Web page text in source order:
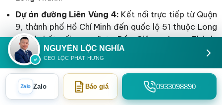
Dự án đường Liên Vùng 4: Kết nối trực tiếp từ Quận
9, thành phố Hồ Chí Minh đến quốc lộ 51 thuộc Long
Thành kết nối ra ngã tư Dầu Giây – Long Thành,
quốc lộ 1 và đường liên tỉnh 769.
Cao tốc Bến Lức – Long Thành:Dự án trọng điểm
kết nối các tỉnh Miền Tây và các tỉnh Đông Nam Bộ.
Ảnh hưởng lớn đến kinh tế toàn bộ khu vực Miền Tây
NGUYỄN LỘC NGHĨA
CEO LỘC PHÁT HƯNG
Zalo Zalo Báo giá 0933098890